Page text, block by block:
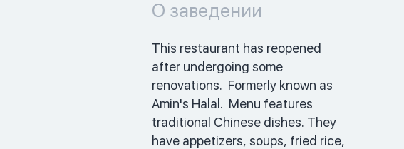
О заведении
This restaurant has reopened
after undergoing some
renovations.  Formerly known as
Amin's Halal.  Menu features
traditional Chinese dishes. They
have appetizers, soups, fried rice,